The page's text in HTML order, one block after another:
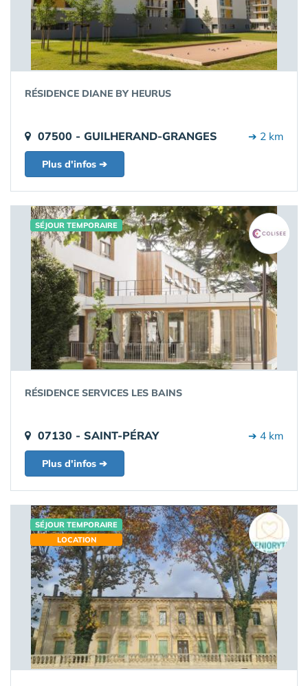
RÉSIDENCE DIANE BY HEURUS
07500 - GUILHERAND-GRANGES ➔ 2 km
Plus d'infos ➔
SÉJOUR TEMPORAIRE
RÉSIDENCE SERVICES LES BAINS
07130 - SAINT-PÉRAY ➔ 4 km
Plus d'infos ➔
SÉJOUR TEMPORAIRE
LOCATION